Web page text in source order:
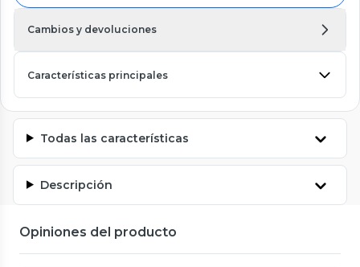
Cambios y devoluciones
Características principales
Todas las características
Descripción
Opiniones del producto